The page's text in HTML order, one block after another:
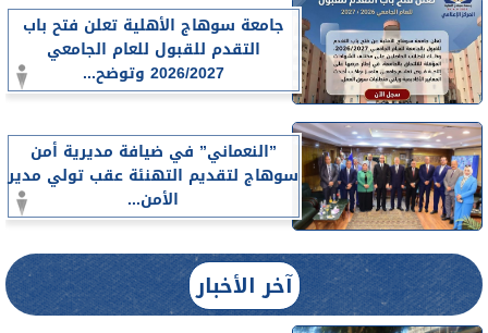
جامعة سوهاج الأهلية تعلن فتح باب
التقدم للقبول للعام الجامعي
2026/2027 وتوضح...
”النعماني” في ضيافة مديرية أمن
سوهاج لتقديم التهنئة عقب تولي مدير
الأمن...
آخر الأخبار